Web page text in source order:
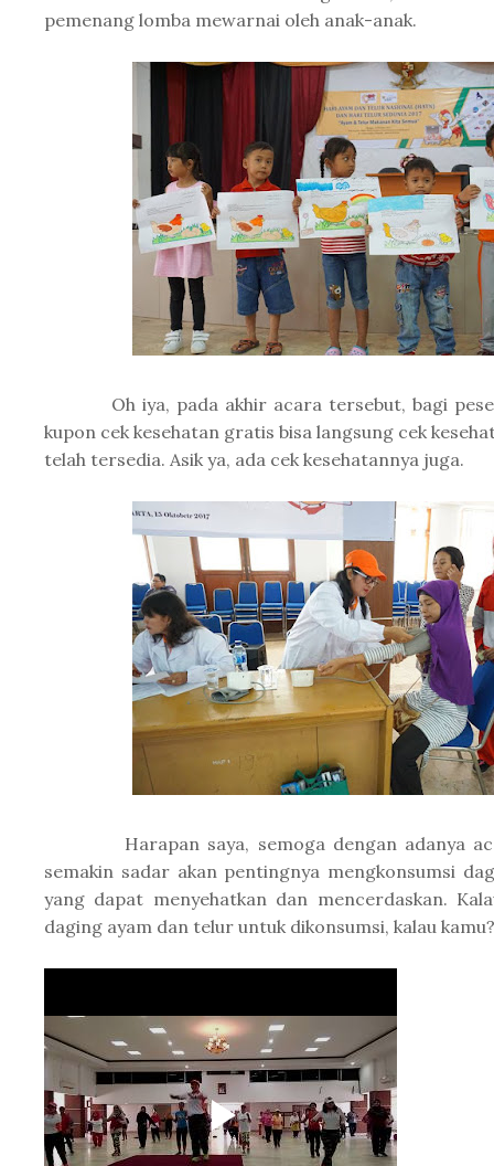
pemenang lomba mewarnai oleh anak-anak.
Oh iya, pada akhir acara tersebut, bagi
kupon cek kesehatan gratis bisa langsung cek
telah tersedia. Asik ya, ada cek kesehatannya juga.
Harapan saya, semoga dengan adanya
semakin sadar akan pentingnya mengkonsumsi
yang dapat menyehatkan dan mencerdaskan.
daging ayam dan telur untuk dikonsumsi, kalau